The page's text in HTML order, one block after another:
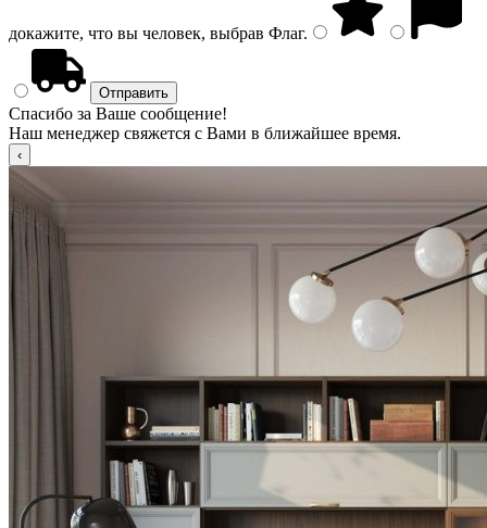
докажите, что вы человек, выбрав Флаг.
Спасибо за Ваше сообщение!
Наш менеджер свяжется с Вами в ближайшее время.